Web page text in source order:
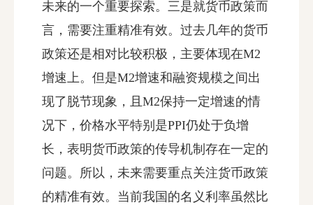
未来的一个重要探索。三是就货币政策而
言，需要注重精准有效。过去几年的货币
政策还是相对比较积极，主要体现在M2
增速上。但是M2增速和融资规模之间出
现了脱节现象，且M2保持一定增速的情
况下，价格水平特别是PPI仍处于负增
长，表明货币政策的传导机制存在一定的
问题。所以，未来需要重点关注货币政策
的精准有效。当前我国的名义利率虽然比